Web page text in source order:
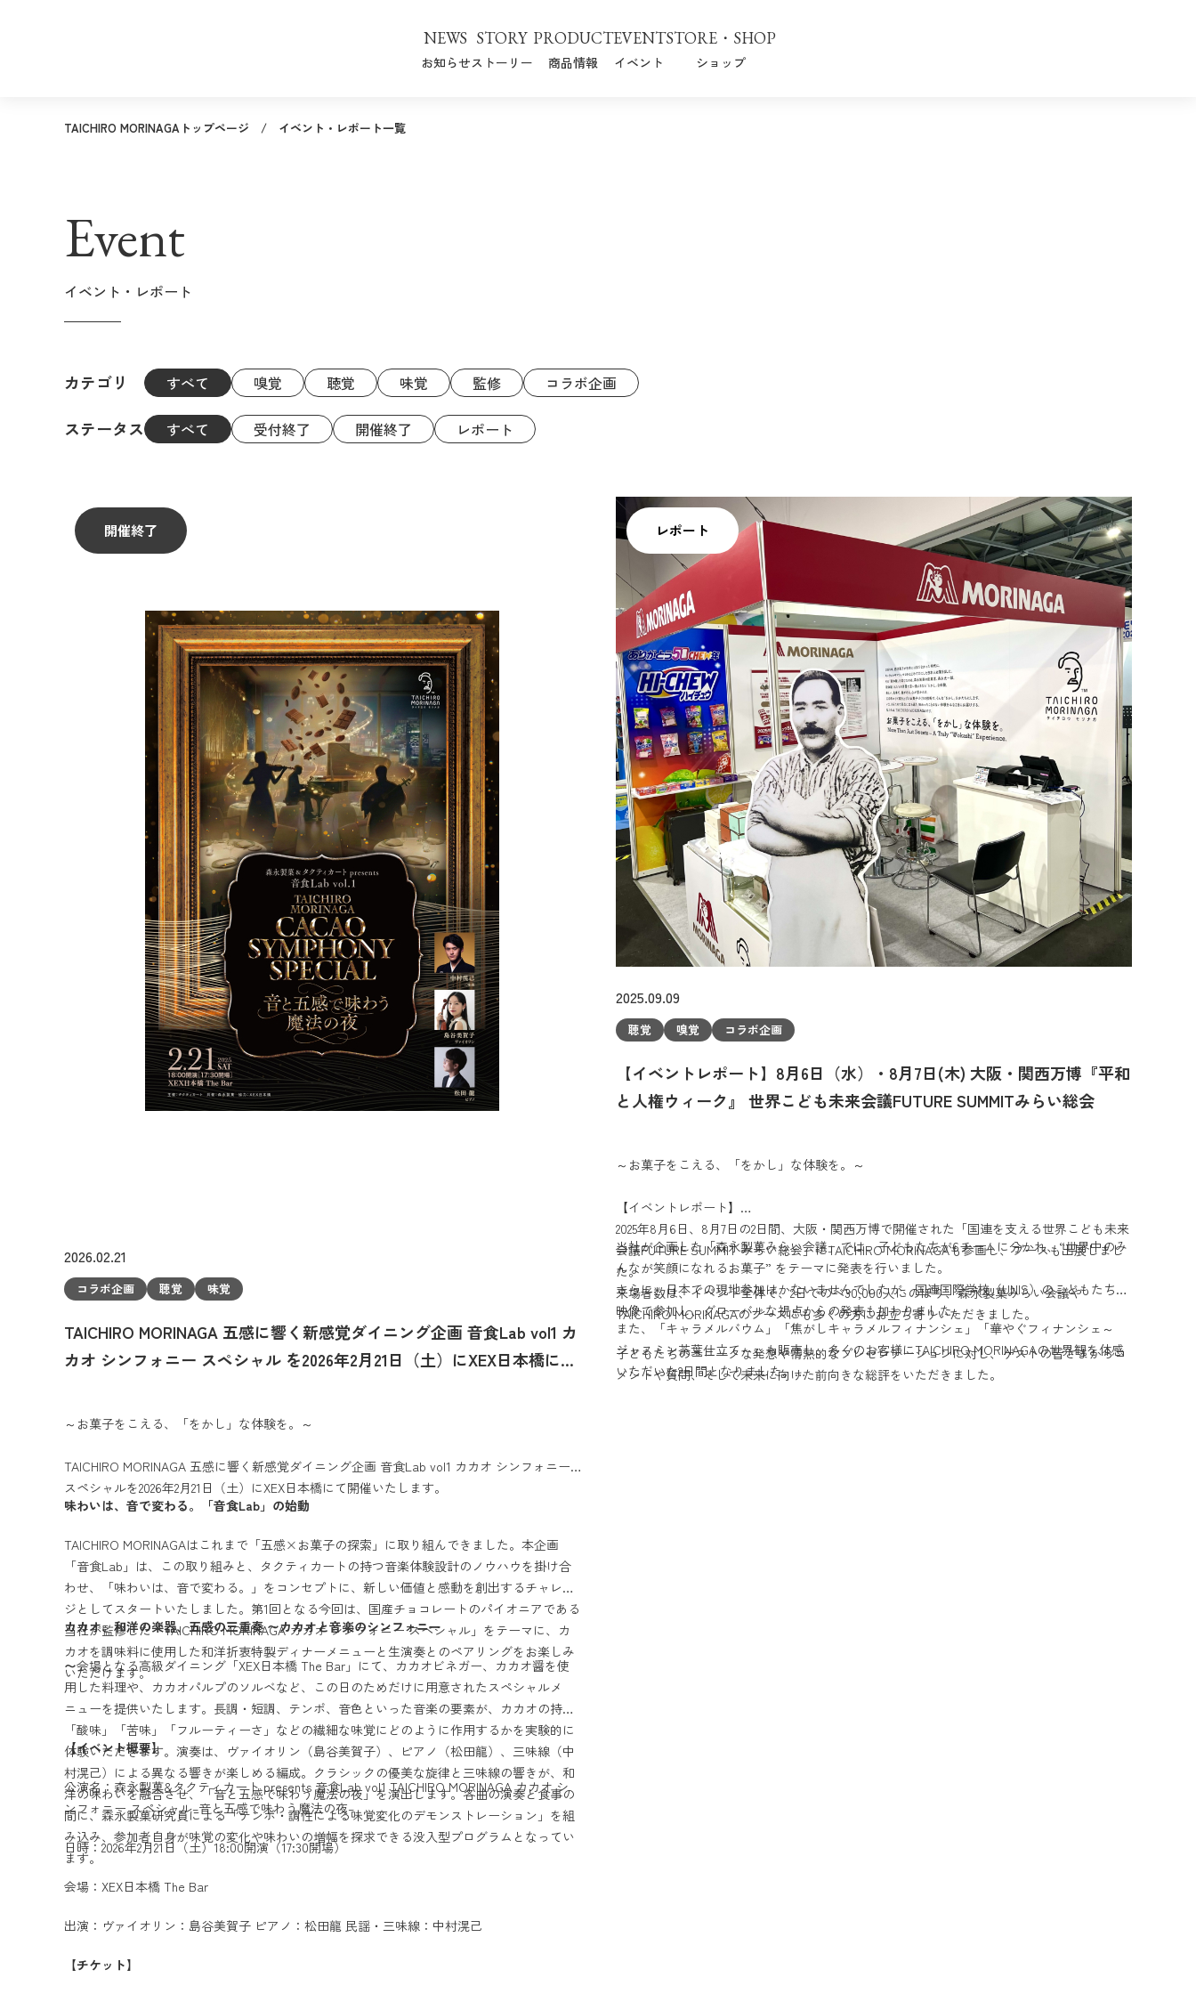
NEWS
お知らせ
STORY
ストーリー
PRODUCT
商品情報
EVENT
イベント
STORE・SHOP
ショップ
TAICHIRO MORINAGAトップページ イベント・レポート一覧
Event
イベント・レポート
カテゴリ すべて 嗅覚 聴覚 味覚 監修 コラボ企画
ステータス すべて 受付終了 開催終了 レポート
開催終了
2026.02.21
コラボ企画 聴覚 味覚
TAICHIRO MORINAGA 五感に響く新感覚ダイニング企画 音食Lab vol1 カ
カオ シンフォニー スペシャル を2026年2月21日（土）にXEX日本橋にて
～お菓子をこえる、「をかし」な体験を。～
TAICHIRO MORINAGA 五感に響く新感覚ダイニング企画 音食Lab vol1 カカオ シンフォニー
スペシャルを2026年2月21日（土）にXEX日本橋にて開催いたします。
味わいは、音で変わる。「音食Lab」の始動
TAICHIRO MORINAGAはこれまで「五感×お菓子の探索」に取り組んできました。本企画
「音食Lab」は、この取り組みと、タクティカートの持つ音楽体験設計のノウハウを掛け合
わせ、「味わいは、音で変わる。」をコンセプトに、新しい価値と感動を創出するチャレン
ジとしてスタートいたしました。第1回となる今回は、国産チョコレートのパイオニアである
当社が監修した「TAICHIRO MORINAGA カカオ シンフォニー スペシャル」をテーマに、カ
カオを調味料に使用した和洋折衷特製ディナーメニューと生演奏とのペアリングをお楽しみ
いただけます。
カカオ、和洋の楽器、五感の三重奏 〜カカオと音楽のシンフォニー
〜会場となる高級ダイニング「XEX日本橋 The Bar」にて、カカオビネガー、カカオ醤を使
用した料理や、カカオパルプのソルベなど、この日のためだけに用意されたスペシャルメ
ニューを提供いたします。長調・短調、テンポ、音色といった音楽の要素が、カカオの持つ
「酸味」「苦味」「フルーティーさ」などの繊細な味覚にどのように作用するかを実験的に
体験いただきます。演奏は、ヴァイオリン（島谷美賀子）、ピアノ（松田龍）、三味線（中
村滉己）による異なる響きが楽しめる編成。クラシックの優美な旋律と三味線の響きが、和
洋の味わいを融合させ、「音と五感で味わう魔法の夜」を演出します。各曲の演奏と食事の
間に、森永製菓研究員による「テンポ・調性による味覚変化のデモンストレーション」を組
み込み、参加者自身が味覚の変化や味わいの増幅を探求できる没入型プログラムとなってい
ます。
【イベント概要】
公演名：森永製菓&タクティカート presents 音食Lab vol1 TAICHIRO MORINAGA カカオ シ
ンフォニー スペシャル–音と五感で味わう魔法の夜–
日時：2026年2月21日（土）18:00開演（17:30開場）
会場：XEX日本橋 The Bar
出演：ヴァイオリン：島谷美賀子 ピアノ：松田龍 民謡・三味線：中村滉己
【チケット】
レポート
2025.09.09
聴覚 嗅覚 コラボ企画
【イベントレポート】8月6日（水）・8月7日(木) 大阪・関西万博『平和
と人権ウィーク』 世界こども未来会議FUTURE SUMMITみらい総会
～お菓子をこえる、「をかし」な体験を。～
【イベントレポート】
2025年8月6日、8月7日の2日間、大阪・関西万博で開催された「国連を支える世界こども未来
会議FUTURE SUMMIT みらい総会」にTAICHIRO MORINAGAも参画し、ブースも出展しまし
た。
来場者数は、イベント全体で、2日でのべ30,000人にのぼり、森永製菓みらい会議や
TAICHIRO MORINAGAのブースにも多くの方にお立ち寄りいただきました。
当社が企画した「森永製菓みらい会議」では、子どもたちが6チームに分かれ、“世界中のみ
んなが笑顔になれるお菓子” をテーマに発表を行いました。
さらに、日本での現地参加はかないませんでしたが、国連国際学校（UNIS）のこどもたちも
映像で参加し、グローバルな視点からの発表も加わりました。
子どもたちのユニークな発想や情熱的なプレゼンテーションに対し、ゲストの皆さまからコ
メントや質問、そして未来に向けた前向きな総評をいただきました。
また、「キャラメルバウム」「焦がしキャラメルフィナンシェ」「華やぐフィナンシェ～
ジャスミン茶葉仕立て～」も販売し、多くのお客様にTAICHIRO MORINAGAの世界観を体感
いただいた2日間となりました。